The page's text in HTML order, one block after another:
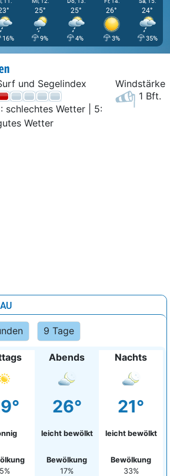
16%
25°
9%
25°
4%
26°
3%
24°
35%
und Segelindex
schlechtes Wetter | 5:
Wetter
Windstärke
1 Bft.
9 Tage
5%
Abends
26°
leicht bewölkt
Bewölkung
17%
Nachts
21°
leicht bewölkt
Bewölkung
33%